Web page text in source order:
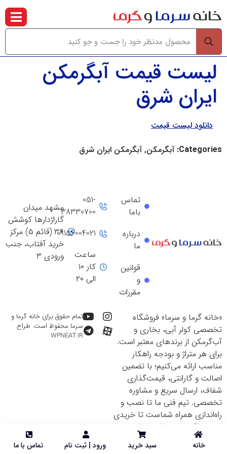
خانه سبد خرید ورود | ثبت نام تماس با ما
لیست قیمت آبگرمکن
ایران شرق
دانلود لیست قیمت
Categories: آبگرمکن, آبگرمکن ایران شرق
مشهد میدان
گاراژدارها کوشش
۳۶ (قائم ۵) مرکز
خرید آفتاب، جنب
ورودی ۳
051-
38330700
09156004021
ساعت
کار ۱۰
الی ۲۰
تماس
باما
درباره
ما
قوانین
و
مقررات
«خانه گرما و سرما» فروشگاه
تخصصی کولر آبی، بخاری و
آب‌گرمکن از برندهای معتبر است.
برای هر متراژ و بودجه راهکار
مناسب ارائه می‌کنیم؛ با تضمین
اصالت و گارانتی، قیمت‌گذاری
شفاف، ارسال سریع و مشاوره
تخصصی. تیم فنی ما تا نصب و
راه‌اندازی همراه شماست تا خریدی
ایمن و اقتصادی داشته باشید.
تمام حقوق برای خانه گرما و
سرما محفوظ است. طراح
WPNEAT.IR